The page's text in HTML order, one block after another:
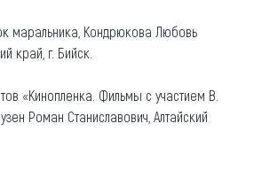
маральника, Кондрюкова Любовь
край, г. Бийск.
«Кинопленка. Фильмы с участием В.
Роман Станиславович, Алтайский